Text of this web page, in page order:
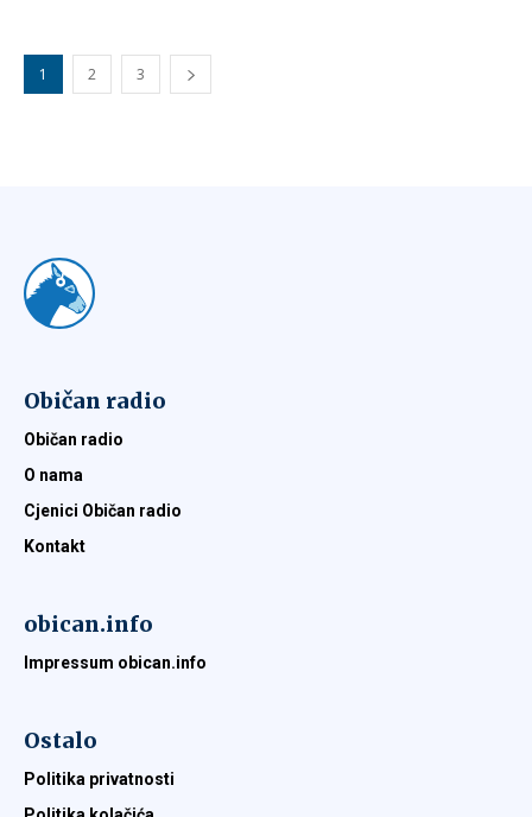
1 2 3
Običan radio
Običan radio
O nama
Cjenici Običan radio
Kontakt
obican.info
Impressum obican.info
Ostalo
Politika privatnosti